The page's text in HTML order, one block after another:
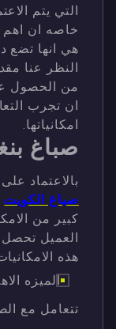
التي يتم
خاصه ان اهم
هي انها تضع
النظر عنا
من الحصول
ان تجرب
امكانياتها.
صباغ
بالاعتماد
صباغ الكويت
كبير من
العميل تحصل
هذه
الميزه
تتعامل مع